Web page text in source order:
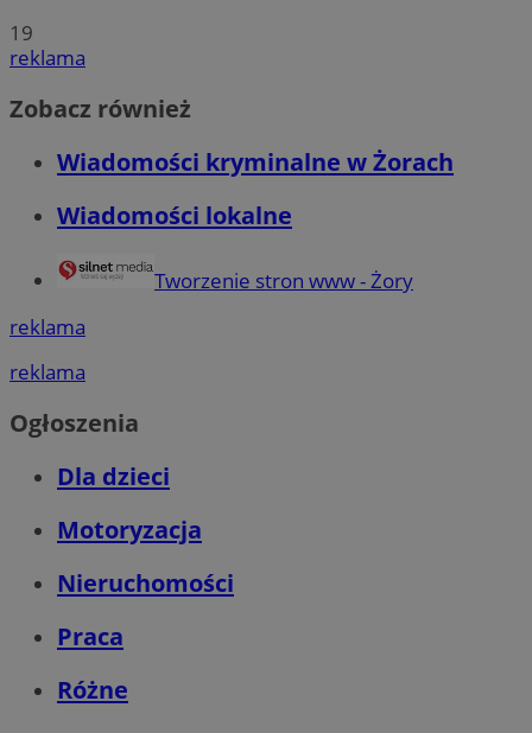
19
reklama
Zobacz również
Wiadomości kryminalne w Żorach
Wiadomości lokalne
Tworzenie stron www - Żory
reklama
reklama
Ogłoszenia
Dla dzieci
Motoryzacja
Nieruchomości
Praca
Różne